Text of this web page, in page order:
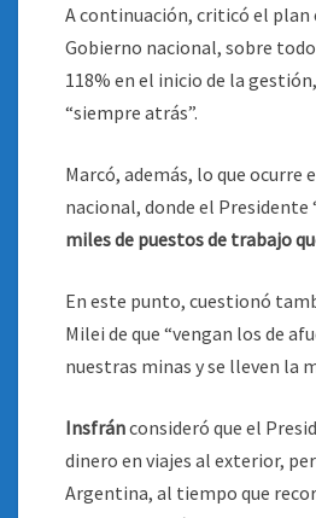
A continuación, criticó el plan
Gobierno nacional, sobre
118% en el inicio de la
“siempre atrás”.
Marcó, además, lo que ocurre
nacional, donde el Presidente
miles de puestos de trabajo
En este punto, cuestionó
Milei de que “vengan los de
nuestras minas y se lleven la
Insfránconsideró que el
dinero en viajes al exterior,
Argentina, al tiempo que